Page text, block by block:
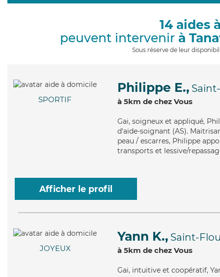
14 aides
peuvent intervenir à
Sous réserve de leur
SPORTIF
Philippe E.,
à 5km de chez Vous
Gai, soigneux et appliqué,
d'aide-soignant (AS).
peau / escarres, Philippe
transports et lessive/
Afficher le profil
JOYEUX
Yann K., Saint-
à 5km de chez Vous
Gai, intuitive et coopératif,